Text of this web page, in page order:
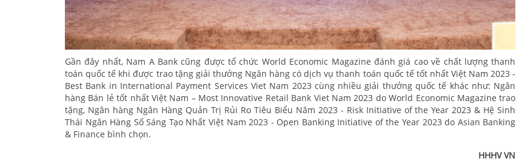
Gần đây nhất, Nam A Bank cũng được tổ chức World Economic Magazine đánh giá cao về chất lượng thanh
toán quốc tế khi được trao tặng giải thưởng Ngân hàng có dịch vụ thanh toán quốc tế tốt nhất Việt Nam 2023 -
Best Bank in International Payment Services Viet Nam 2023 cùng nhiều giải thưởng quốc tế khác như: Ngân
hàng Bán lẻ tốt nhất Việt Nam – Most Innovative Retail Bank Viet Nam 2023 do World Economic Magazine trao
tặng, Ngân hàng Ngân Hàng Quản Trị Rủi Ro Tiêu Biểu Năm 2023 - Risk Initiative of the Year 2023 & Hệ Sinh
Thái Ngân Hàng Số Sáng Tạo Nhất Việt Nam 2023 - Open Banking Initiative of the Year 2023 do Asian Banking
& Finance bình chọn.
HHHV VN